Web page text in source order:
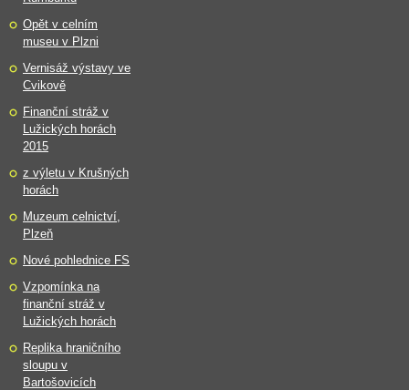
Opět v celním
museu v Plzni
Vernisáž výstavy ve
Cvikově
Finanční stráž v
Lužických horách
2015
z výletu v Krušných
horách
Muzeum celnictví,
Plzeň
Nové pohlednice FS
Vzpomínka na
finanční stráž v
Lužických horách
Replika hraničního
sloupu v
Bartošovicích